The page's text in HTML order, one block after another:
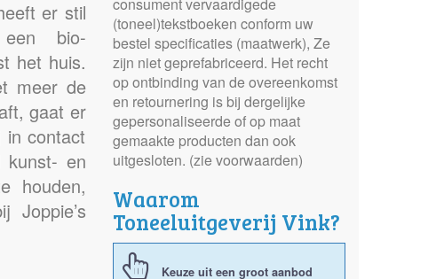
er stil
bio-
het huis.
meer de
gaat er
contact
kunst- en
houden,
Joppie’s
(toneel)tekstboeken conform uw
bestel specificaties (maatwerk), Ze
zijn niet geprefabriceerd. Het recht
op ontbinding van de overeenkomst
en retournering is bij dergelijke
gepersonaliseerde of op maat
gemaakte producten dan ook
uitgesloten. (zie voorwaarden)
Waarom
Toneeluitgeverij Vink?
Keuze uit een groot aanbod